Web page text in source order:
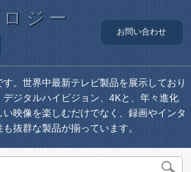
ジー
お問い合わせ
。世界中最新テレビ製品を展示しており
デジタルハイビジョン、4Kと、年々進化
映像を楽しむだけでなく、録画やインタ
抜群な製品が揃っています。